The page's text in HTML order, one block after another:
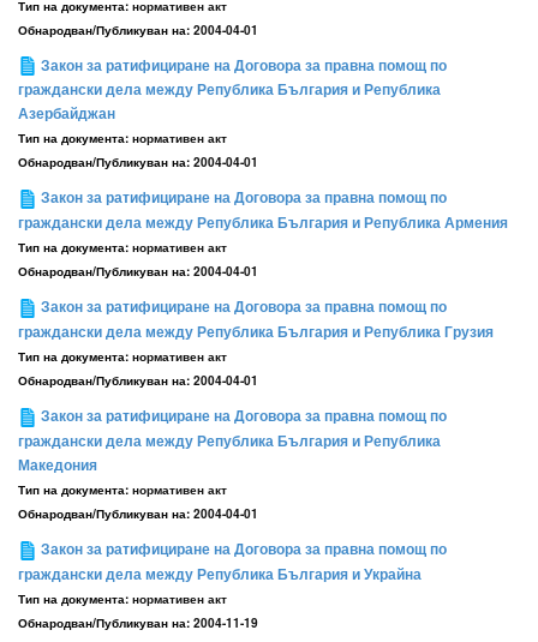
Тип на документа: нормативен акт
Обнародван/Публикуван на: 2004-04-01
Закон за ратифициране на Договора за правна помощ по
граждански дела между Република България и Република
Азербайджан
Тип на документа: нормативен акт
Обнародван/Публикуван на: 2004-04-01
Закон за ратифициране на Договора за правна помощ по
граждански дела между Република България и Република Армения
Тип на документа: нормативен акт
Обнародван/Публикуван на: 2004-04-01
Закон за ратифициране на Договора за правна помощ по
граждански дела между Република България и Република Грузия
Тип на документа: нормативен акт
Обнародван/Публикуван на: 2004-04-01
Закон за ратифициране на Договора за правна помощ по
граждански дела между Република България и Република
Македония
Тип на документа: нормативен акт
Обнародван/Публикуван на: 2004-04-01
Закон за ратифициране на Договора за правна помощ по
граждански дела между Република България и Украйна
Тип на документа: нормативен акт
Обнародван/Публикуван на: 2004-11-19